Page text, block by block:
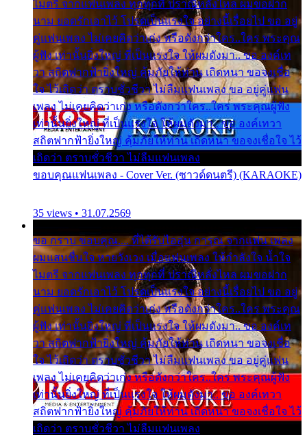
ไมตรี จากแฟนเพลง ทุกทุกที่ ปราณีหลั่งไหล ผมขอฝาก
นาม ยอดรักเอาไว้ โปรดเป็นแรงใจ อย่างนี้เรื่อยไป ขอ อยู่
คู่แฟนเพลง ไม่เคยคิดว่าเก่ง หรือดังกว่าใคร..ใคร พระคุณ
ผู้ฟัง เท่านั้นยิ่งใหญ่ ที่เป็นแรงใจ ให้ผมดังมา.. ขอ องค์เท
วา สถิตฟากฟ้ายิ่งใหญ่ คุ้มภัยให้ท่าน เถิดหนา ขอจงเชื่อ
ใจ ไว้เถิดว่า ตราบชั่วชีวา ไม่ลืมแฟนเพลง ขอ อยู่คู่แฟน
เพลง ไม่เคยคิดว่าเก่ง หรือดังกว่าใคร..ใคร พระคุณผู้ฟัง
เท่านั้นยิ่งใหญ่ ที่เป็นแรงใจ ให้ผมดังมา.. ขอ องค์เทวา
สถิตฟากฟ้ายิ่งใหญ่ คุ้มภัยให้ท่าน เถิดหนา ขอจงเชื่อใจ ไว้
เถิดว่า ตราบชั่วชีวา ไม่ลืมแฟนเพลง
ขอบคุณแฟนเพลง - Cover Ver. (ซาวด์ดนตรี) (KARAOKE)
35 views • 31.07.2569
ขอ กราบ ขอบคุณ.... ที่ได้รับไออุ่น การุณ จากแฟน เพลง
ผมแสนชื่นใจ หายวังเวง เมื่อแฟนเพลง ให้กำลังใจ น้ำใจ
ไมตรี จากแฟนเพลง ทุกทุกที่ ปราณีหลั่งไหล ผมขอฝาก
นาม ยอดรักเอาไว้ โปรดเป็นแรงใจ อย่างนี้เรื่อยไป ขอ อยู่
คู่แฟนเพลง ไม่เคยคิดว่าเก่ง หรือดังกว่าใคร..ใคร พระคุณ
ผู้ฟัง เท่านั้นยิ่งใหญ่ ที่เป็นแรงใจ ให้ผมดังมา.. ขอ องค์เท
วา สถิตฟากฟ้ายิ่งใหญ่ คุ้มภัยให้ท่าน เถิดหนา ขอจงเชื่อ
ใจ ไว้เถิดว่า ตราบชั่วชีวา ไม่ลืมแฟนเพลง ขอ อยู่คู่แฟน
เพลง ไม่เคยคิดว่าเก่ง หรือดังกว่าใคร..ใคร พระคุณผู้ฟัง
เท่านั้นยิ่งใหญ่ ที่เป็นแรงใจ ให้ผมดังมา.. ขอ องค์เทวา
สถิตฟากฟ้ายิ่งใหญ่ คุ้มภัยให้ท่าน เถิดหนา ขอจงเชื่อใจ ไว้
เถิดว่า ตราบชั่วชีวา ไม่ลืมแฟนเพลง